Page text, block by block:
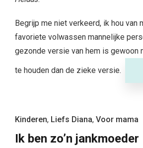
Begrijp me niet verkeerd, ik hou van
favoriete volwassen mannelijke
gezonde versie van hem is gewoon
te houden dan de zieke versie.
Kinderen, Liefs Diana, Voor mama
Ik ben zo’n jankmoeder